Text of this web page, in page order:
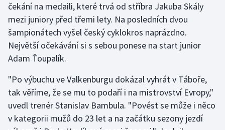
Olympijské hry
Parasport
Plážový volejbal
Ragby
čekání na medaili, které trvá od stříbra Jakuba Skály
mezi juniory před třemi lety. Na posledních dvou
šampionátech vyšel český cyklokros naprázdno.
Největší očekávání si s sebou ponese na start junior
Adam Ťoupalík.
"Po výbuchu ve Valkenburgu dokázal vyhrát v Táboře,
tak věříme, že se mu to podaří i na mistrovství Evropy,"
uvedl trenér Stanislav Bambula. "Povést se může i něco
v kategorii mužů do 23 let a na začátku sezony jezdí